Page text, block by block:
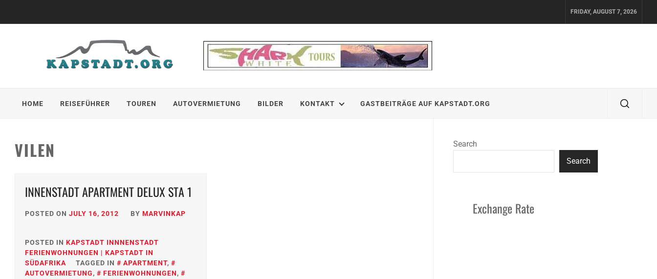
FRIDAY, AUGUST 7, 2026
HOME REISEFÜHRER TOUREN AUTOVERMIETUNG BILDER KONTAKT GASTBEITRÄGE AUF KAPSTADT.ORG
VILEN
INNENSTADT APARTMENT DELUX STA 1
POSTED ON JULY 16, 2012 BY MARVINKAP
POSTED IN KAPSTADT INNNENSTADT
FERIENWOHNUNGEN | KAPSTADT IN
SÜDAFRIKA
TAGGED IN APARTMENT,
AUTOVERMIETUNG, FERIENWOHNUNGEN,
Search
Search
Exchange Rate